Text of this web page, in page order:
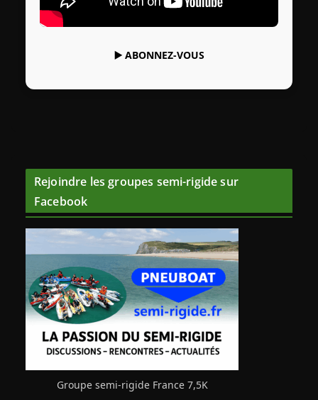
▶️ ABONNEZ-VOUS
Rejoindre les groupes semi-rigide sur
Facebook
Groupe semi-rigide France 7,5K